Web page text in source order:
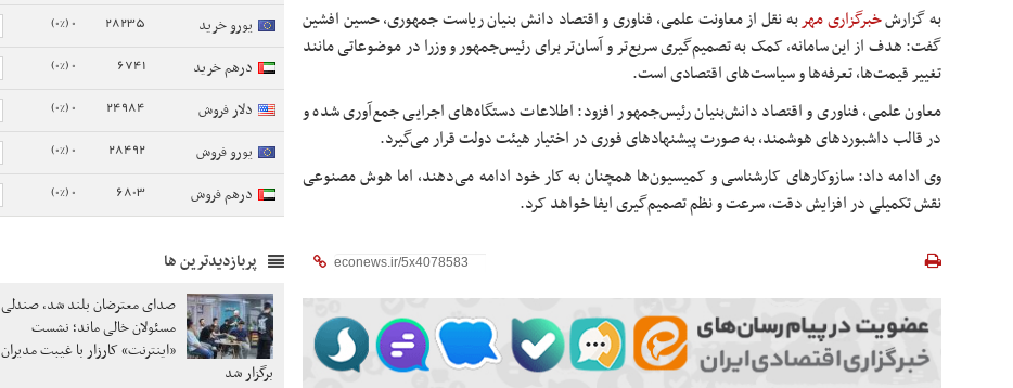
به گزارشخبرگزاری مهربه نقل از معاونت علمی، فناوری و اقتصاد دانش بنیان ریاست جمهوری، حسین افشین
گفت: هدف از این سامانه، کمک به تصمیم‌گیری سریع‌تر و آسان‌تر برای رئیس‌جمهور و وزرا در موضوعاتی مانند
تغییر قیمت‌ها، تعرفه‌ها و سیاست‌های اقتصادی است.
معاون علمی، فناوری و اقتصاد دانش‌بنیان رئیس‌جمهور افزود: اطلاعات دستگاه‌های اجرایی جمع‌آوری شده و
در قالب داشبوردهای هوشمند، به صورت پیشنهادهای فوری در اختیار هیئت دولت قرار می‌گیرد.
وی ادامه داد: سازوکارهای کارشناسی و کمیسیون‌ها همچنان به کار خود ادامه می‌دهند، اما هوش مصنوعی
نقش تکمیلی در افزایش دقت، سرعت و نظم تصمیم‌گیری ایفا خواهد کرد.
یورو خرید 28235
0 (0%)
درهم خرید 6741
0 (0%)
دلار فروش 24984
0 (0%)
یورو فروش 28492
0 (0%)
درهم فروش 6803
0 (0%)
پربازدیدترین ها
صدای معترضان بلند شد، صندلی
مسئولان خالی ماند؛ نشست
«اینترنت» کارزار با غیبت مدیران
برگزار شد